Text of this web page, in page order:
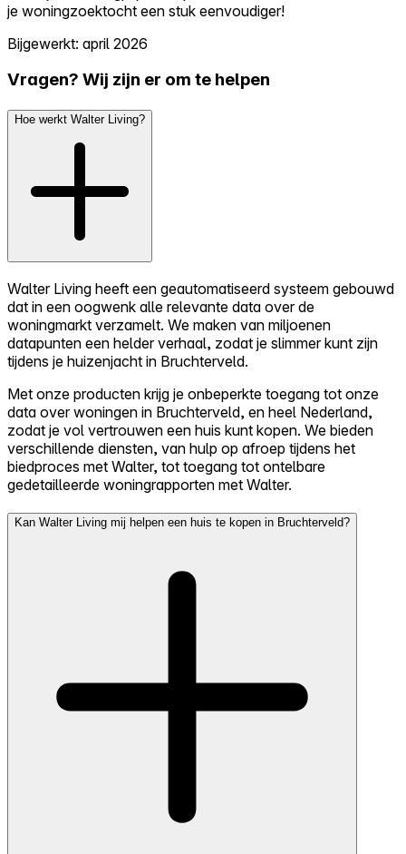
je woningzoektocht een stuk eenvoudiger!
Bijgewerkt: april 2026
Vragen? Wij zijn er om te helpen
Hoe werkt Walter Living?
Walter Living heeft een geautomatiseerd systeem gebouwd
dat in een oogwenk alle relevante data over de
woningmarkt verzamelt. We maken van miljoenen
datapunten een helder verhaal, zodat je slimmer kunt zijn
tijdens je huizenjacht in Bruchterveld.
Met onze producten krijg je onbeperkte toegang tot onze
data over woningen in Bruchterveld, en heel Nederland,
zodat je vol vertrouwen een huis kunt kopen. We bieden
verschillende diensten, van hulp op afroep tijdens het
biedproces met Walter, tot toegang tot ontelbare
gedetailleerde woningrapporten met Walter.
Kan Walter Living mij helpen een huis te kopen in Bruchterveld?